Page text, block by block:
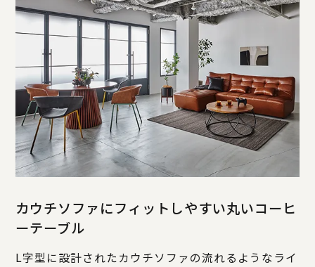
カウチソファにフィットしやすい丸いコーヒ
ーテーブル
L字型に設計されたカウチソファの流れるようなライ